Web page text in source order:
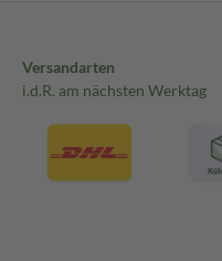
Versandarten
i.d.R. am nächsten Werktag